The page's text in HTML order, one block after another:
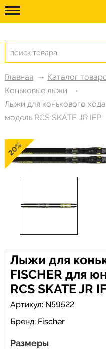
Главная Каталог
Коньковые лыжи
Лыжи для конькового
модель RCS SKATE JR IFP
20%
Лыжи для
FISCHER для
RCS SKATE JR
Артикул: N59522
Бренд: Fischer
Размеры